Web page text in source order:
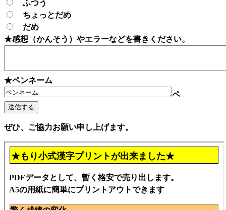
ふつう
ちょっとだめ
だめ
★感想（かんそう）やエラーなどを書きください。
★ペンネーム
ペ
ぜひ、ご協力お願い申し上げます。